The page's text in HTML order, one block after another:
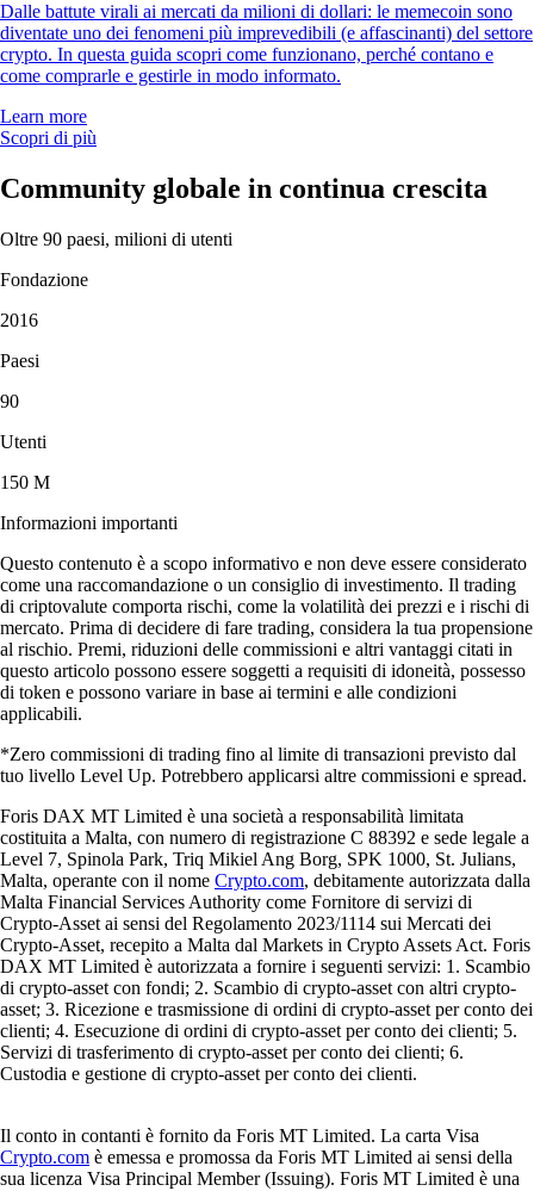
Dalle battute virali ai mercati da milioni di dollari: le memecoin sono
diventate uno dei fenomeni più imprevedibili (e affascinanti) del settore
crypto. In questa guida scopri come funzionano, perché contano e
come comprarle e gestirle in modo informato.
Learn more
Scopri di più
Community globale in continua crescita
Oltre 90 paesi, milioni di utenti
Fondazione
2016
Paesi
90
Utenti
150 M
Informazioni importanti
Questo contenuto è a scopo informativo e non deve essere considerato
come una raccomandazione o un consiglio di investimento. Il trading
di criptovalute comporta rischi, come la volatilità dei prezzi e i rischi di
mercato. Prima di decidere di fare trading, considera la tua propensione
al rischio. Premi, riduzioni delle commissioni e altri vantaggi citati in
questo articolo possono essere soggetti a requisiti di idoneità, possesso
di token e possono variare in base ai termini e alle condizioni
applicabili.
*Zero commissioni di trading fino al limite di transazioni previsto dal
tuo livello Level Up. Potrebbero applicarsi altre commissioni e spread.
Foris DAX MT Limited è una società a responsabilità limitata
costituita a Malta, con numero di registrazione C 88392 e sede legale a
Level 7, Spinola Park, Triq Mikiel Ang Borg, SPK 1000, St. Julians,
Malta, operante con il nome Crypto.com, debitamente autorizzata dalla
Malta Financial Services Authority come Fornitore di servizi di
Crypto-Asset ai sensi del Regolamento 2023/1114 sui Mercati dei
Crypto-Asset, recepito a Malta dal Markets in Crypto Assets Act. Foris
DAX MT Limited è autorizzata a fornire i seguenti servizi: 1. Scambio
di crypto-asset con fondi; 2. Scambio di crypto-asset con altri crypto-
asset; 3. Ricezione e trasmissione di ordini di crypto-asset per conto dei
clienti; 4. Esecuzione di ordini di crypto-asset per conto dei clienti; 5.
Servizi di trasferimento di crypto-asset per conto dei clienti; 6.
Custodia e gestione di crypto-asset per conto dei clienti.
Il conto in contanti è fornito da Foris MT Limited. La carta Visa
Crypto.com è emessa e promossa da Foris MT Limited ai sensi della
sua licenza Visa Principal Member (Issuing). Foris MT Limited è una